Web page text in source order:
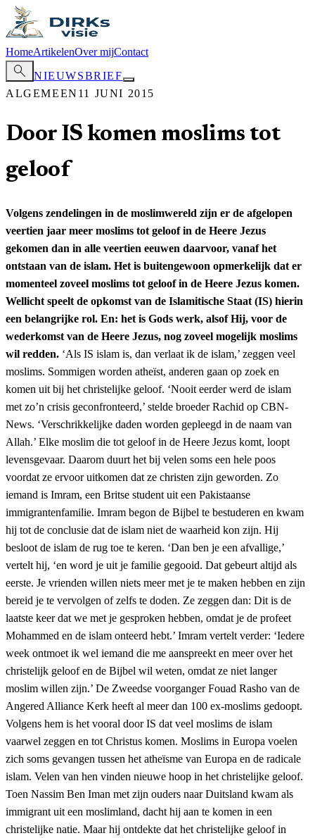
HomeArtikelenOver mijContact
search
NIEUWSBRIEF
ALGEMEEN 11 JUNI 2015
Door IS komen moslims tot
geloof
Volgens zendelingen in de moslimwereld zijn er de afgelopen
veertien jaar meer moslims tot geloof in de Heere Jezus
gekomen dan in alle veertien eeuwen daarvoor, vanaf het
ontstaan van de islam. Het is buitengewoon opmerkelijk dat er
momenteel zoveel moslims tot geloof in de Heere Jezus komen.
Wellicht speelt de opkomst van de Islamitische Staat (IS) hierin
een belangrijke rol. En: het is Gods werk, alsof Hij, voor de
wederkomst van de Heere Jezus, nog zoveel mogelijk moslims
wil redden. ‘Als IS islam is, dan verlaat ik de islam,’ zeggen veel
moslims. Sommigen worden atheïst, anderen gaan op zoek en
komen uit bij het christelijke geloof. ‘Nooit eerder werd de islam
met zo’n crisis geconfronteerd,’ stelde broeder Rachid op CBN-
News. ‘Verschrikkelijke daden worden gepleegd in de naam van
Allah.’ Elke moslim die tot geloof in de Heere Jezus komt, loopt
levensgevaar. Daarom duurt het bij velen soms een hele poos
voordat ze ervoor uitkomen dat ze christen zijn geworden. Zo
iemand is Imram, een Britse student uit een Pakistaanse
immigrantenfamilie. Imram begon de Bijbel te bestuderen en kwam
hij tot de conclusie dat de islam niet de waarheid kon zijn. Hij
besloot de islam de rug toe te keren. ‘Dan ben je een afvallige,’
vertelt hij, ‘en word je uit je familie gegooid. Dat gebeurt altijd als
eerste. Je vrienden willen niets meer met je te maken hebben en zijn
bereid je te vervolgen of zelfs te doden. Ze zeggen dan: Dit is de
laatste keer dat we met je gesproken hebben, omdat je de profeet
Mohammed en de islam onteerd hebt.’ Imram vertelt verder: ‘Iedere
week ontmoet ik wel iemand die me aanspreekt en meer over het
christelijk geloof en de Bijbel wil weten, omdat ze niet langer
moslim willen zijn.’ De Zweedse voorganger Fouad Rasho van de
Angered Alliance Kerk heeft al meer dan 100 ex-moslims gedoopt.
Volgens hem is het vooral door IS dat veel moslims de islam
vaarwel zeggen en tot Christus komen. Moslims in Europa voelen
zich soms gevangen tussen het atheïsme van Europa en de radicale
islam. Velen van hen vinden nieuwe hoop in het christelijke geloof.
Toen Nassim Ben Iman met zijn ouders naar Duitsland kwam als
immigrant uit een moslimland, dacht hij aan te komen in een
christelijke natie. Maar hij ontdekte dat het christelijke geloof in